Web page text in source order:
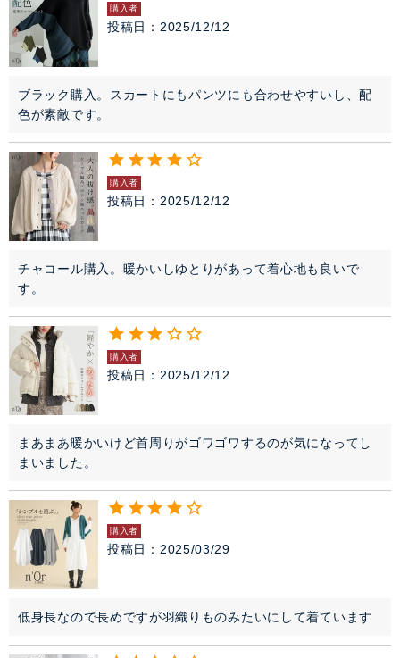
購入者
投稿日 2025/12/12
ブラック購入。スカートにもパンツにも合わせやすいし、配
色が素敵です。
購入者
投稿日 2025/12/12
チャコール購入。暖かいしゆとりがあって着心地も良いで
す。
購入者
投稿日 2025/12/12
まあまあ暖かいけど首周りがゴワゴワするのが気になってし
まいました。
購入者
投稿日 2025/03/29
低身長なので長めですが羽織りものみたいにして着ています